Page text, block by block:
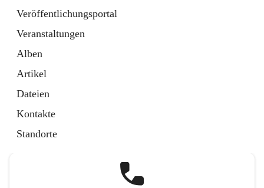
Veröffentlichungsportal
Veranstaltungen
Alben
Artikel
Dateien
Kontakte
Standorte